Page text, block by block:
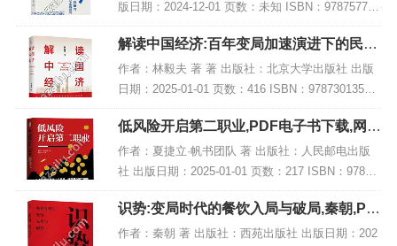
版日期：2024-12-01 页数：未知 ISBN：978757721
4054 电子书大小：257MB [高清扫描版PDF格式] 内
容简介 本...
解读中国经济:百年变局加速演进下的民族
复兴之路,PDF下载
作者：林毅夫 著 著 出版社：北京大学出版社 出版
日期：2025-01-01 页数：416 ISBN：97873013541
93 电子书大小：182MB [高清扫描版PDF格式] 内容
简介...
低风险开启第二职业,PDF电子书下载,网盘
资源
作者：夏捷立·帆书团队 著 出版社：人民邮电出版
社 出版日期：2025-01-01 页数：217 ISBN：97871
15658050 电子书大小：185MB [高清扫描版PDF格
式] 内容...
识势:变局时代的餐饮入局与破局,秦朝,PD
F电子书网盘下载
作者：秦朝 著 出版社：西苑出版社 出版日期：202